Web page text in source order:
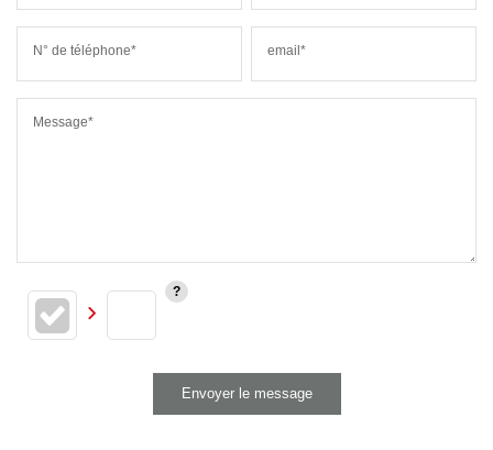
N° de téléphone* email*
Message*
Envoyer le message